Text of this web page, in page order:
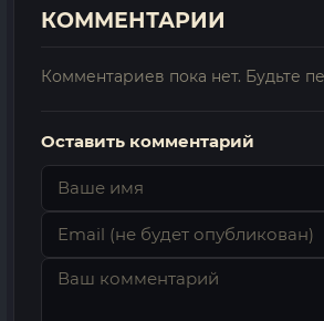
КОММЕНТАРИИ
Комментариев пока нет. Будьте
Оставить комментарий